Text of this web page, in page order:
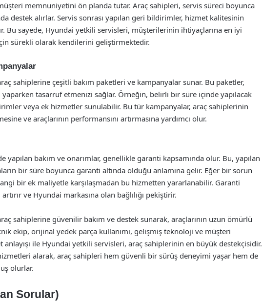
memnuniyetini ön planda tutar. Araç sahipleri, servis süreci boyunca
destek alırlar. Servis sonrası yapılan geri bildirimler, hizmet kalitesinin
Bu sayede, Hyundai yetkili servisleri, müşterilerinin ihtiyaçlarına en iyi
sürekli olarak kendilerini geliştirmektedir.
sahiplerine çeşitli bakım paketleri ve kampanyalar sunar. Bu paketler,
yaparken tasarruf etmenizi sağlar. Örneğin, belirli bir süre içinde yapılacak
veya ek hizmetler sunulabilir. Bu tür kampanyalar, araç sahiplerinin
ve araçlarının performansını artırmasına yardımcı olur.
yapılan bakım ve onarımlar, genellikle garanti kapsamında olur. Bu, yapılan
bir süre boyunca garanti altında olduğu anlamına gelir. Eğer bir sorun
bir ek maliyetle karşılaşmadan bu hizmetten yararlanabilir. Garanti
ve Hyundai markasına olan bağlılığı pekiştirir.
sahiplerine güvenilir bakım ve destek sunarak, araçlarının uzun ömürlü
ekip, orijinal yedek parça kullanımı, gelişmiş teknoloji ve müşteri
anlayışı ile Hyundai yetkili servisleri, araç sahiplerinin en büyük destekçisidir.
alarak, araç sahipleri hem güvenli bir sürüş deneyimi yaşar hem de
olurlar.
Sorular)